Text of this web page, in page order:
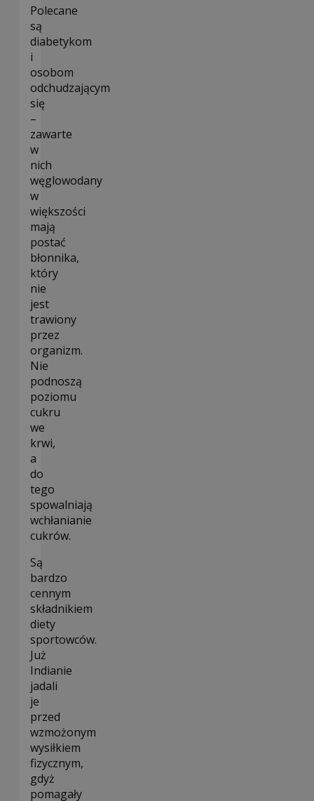
Polecane
są
diabetykom
i
osobom
odchudzającym
się
–
zawarte
w
nich
węglowodany
w
większości
mają
postać
błonnika,
który
nie
jest
trawiony
przez
organizm.
Nie
podnoszą
poziomu
cukru
we
krwi,
a
do
tego
spowalniają
wchłanianie
cukrów.
Są
bardzo
cennym
składnikiem
diety
sportowców.
Już
Indianie
jadali
je
przed
wzmożonym
wysiłkiem
fizycznym,
gdyż
pomagały